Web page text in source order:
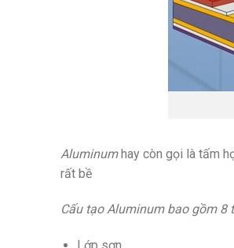
Aluminumhay còn gọi là tấm
rất bề
Cấu tạo Aluminum bao gồm 8